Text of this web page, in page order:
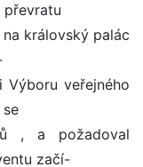
převratu
královský palác
veřejného
, a požadoval
začí-